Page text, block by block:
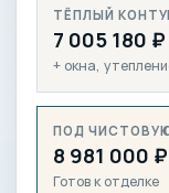
ТЁПЛЫЙ
7 005 180 ₽
+ окна,
ПОД
8 981 000 ₽
Готов к отделке